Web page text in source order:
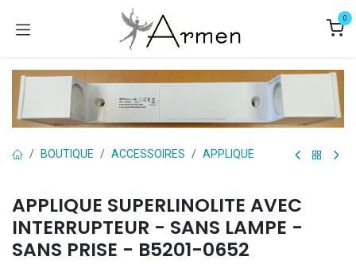
0
BOUTIQUE ACCESSOIRES APPLIQUE
APPLIQUE SUPERLINOLITE AVEC
INTERRUPTEUR - SANS LAMPE -
SANS PRISE - B5201-0652